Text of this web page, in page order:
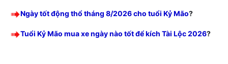
Ngày tốt động thổ tháng 8/2026 cho tuổi Kỷ Mão?
Tuổi Kỷ Mão mua xe ngày nào tốt để kích Tài Lộc 2026?